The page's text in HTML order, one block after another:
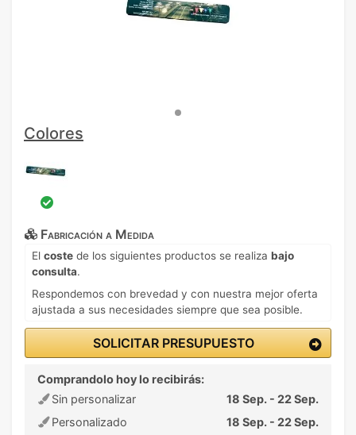
Colores
Fabricación a Medida
El coste de los siguientes productos se realiza bajo
consulta.
Respondemos con brevedad y con nuestra mejor oferta
ajustada a sus necesidades siempre que sea posible.
SOLICITAR PRESUPUESTO
Comprandolo hoy lo recibirás:
Sin personalizar
18 Sep. - 22 Sep.
Personalizado
18 Sep. - 22 Sep.